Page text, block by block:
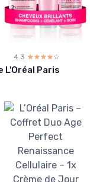
4.3 ☆☆☆☆☆
★★★★★
L'Oréal Paris